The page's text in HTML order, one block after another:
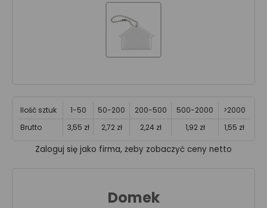
Ilość sztuk 1-50 50-200 200-500 500-2000
>2000
Brutto
3,55 zł 2,72 zł 2,24 zł 1,92 zł 1,55 zł
Zaloguj się jako firma, żeby zobaczyć ceny netto
Domek